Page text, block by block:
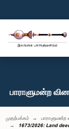
பாராளுமன்ற
முதற்பக்கம்
1673/2026: Land